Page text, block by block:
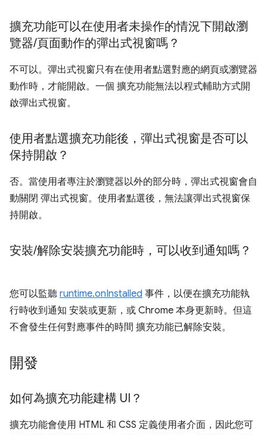
擴充功能可以在使用者未操作的情況下開啟瀏
覽器/頁面動作的彈出式視窗嗎？
不可以。彈出式視窗只有在使用者點選對應的網頁或瀏覽器
動作時，才能開啟。一個 擴充功能無法以程式輔助方式開
啟彈出式視窗。
使用者點選擴充功能後，彈出式視窗是否可以
保持開啟？
否。當使用者專注於瀏覽器以外的部分時，彈出式視窗會自
動關閉 彈出式視窗。使用者點選後，無法讓彈出式視窗保
持開啟。
安裝/解除安裝擴充功能時，可以收到通知嗎？
您可以監聽 runtime.onInstalled 事件，以便在擴充功能執
行時收到通知 安裝或更新，或 Chrome 本身更新時。但這
不會發生任何對應事件的時間 擴充功能已解除安裝。
開發
如何為擴充功能建構 UI？
擴充功能會使用 HTML 和 CSS 定義使用者介面，因此您可